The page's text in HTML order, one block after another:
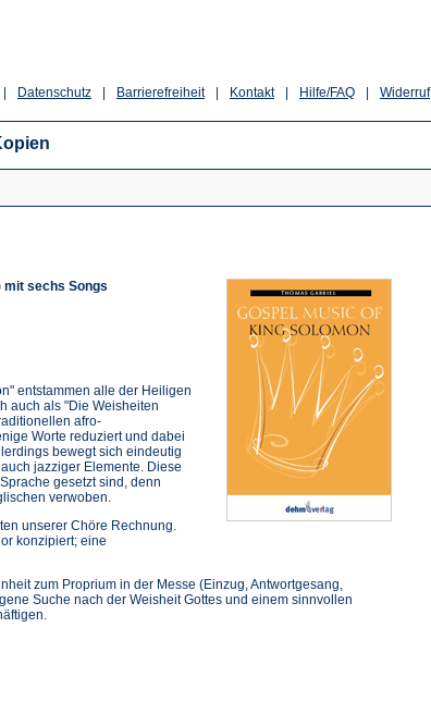
Widerruf
Hilfe/FAQ
Kontakt
Barrierefreiheit
Datenschutz
sechs Songs
entstammen alle der Heiligen
auch als "Die Weisheiten
afro-
Worte reduziert und dabei
bewegt sich eindeutig
jazziger Elemente. Diese
gesetzt sind, denn
verwoben.
unserer Chöre Rechnung.
konzipiert; eine
zum Proprium in der Messe (Einzug, Antwortgesang,
Suche nach der Weisheit Gottes und einem sinnvollen